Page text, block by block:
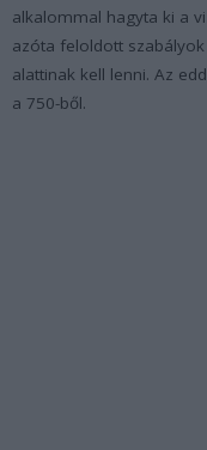
alkalommal hagyta ki a
azóta feloldott
alattinak kell lenni. Az
a 750-ből.